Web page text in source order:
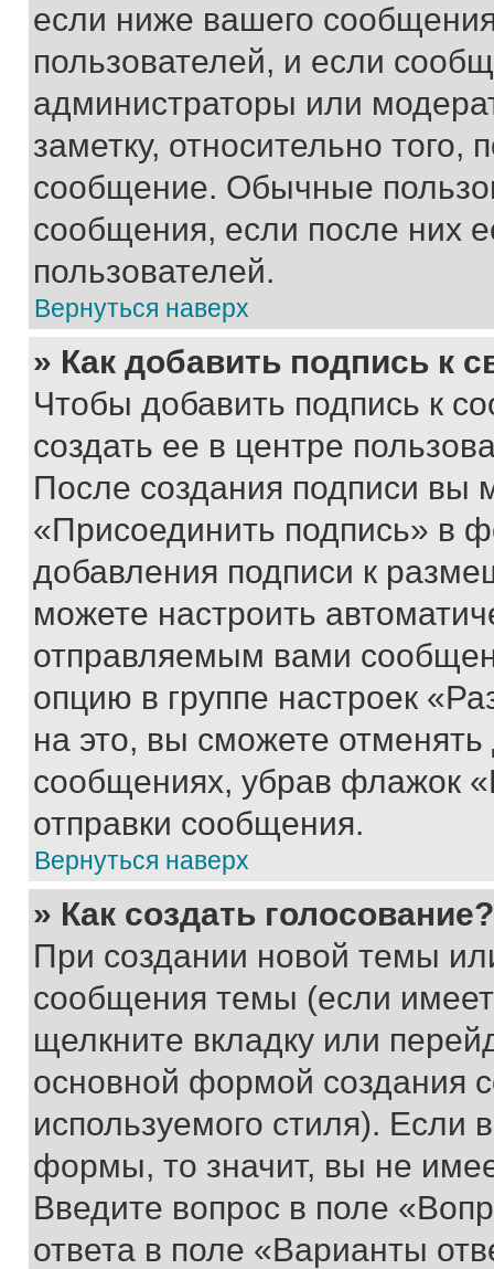
если ниже вашего
пользователей, и если
администраторы или
заметку, относительно
сообщение. Обычные
сообщения, если после них
пользователей.
Вернуться наверх
» Как добавить подпись к
Чтобы добавить подпись к
создать ее в центре
После создания подписи вы
«Присоединить подпись» в
добавления подписи к
можете настроить
отправляемым вами
опцию в группе настроек
на это, вы сможете
сообщениях, убрав флажок
отправки сообщения.
Вернуться наверх
» Как создать голосование?
При создании новой темы
сообщения темы (если
щелкните вкладку или
основной формой создания
используемого стиля). Если
формы, то значит, вы не
Введите вопрос в поле
ответа в поле «Варианты